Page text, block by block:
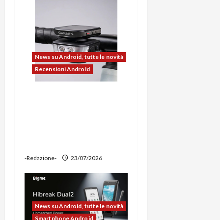
o News su Android, tutte le novità
Recensioni Android
-Redazione- 23/07/2026
News su Android, tutte le novità
Smartphone Android